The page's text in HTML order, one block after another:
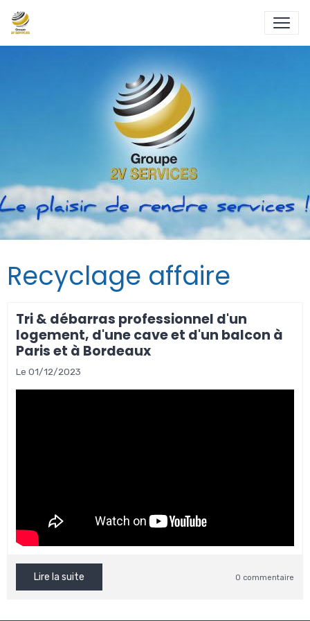
Recyclage affaire
Tri & débarras professionnel d'un
logement, d'une cave et d'un balcon à
Paris et à Bordeaux
Le 01/12/2023
Lire la suite 0 commentaire